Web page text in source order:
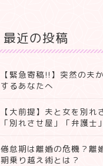
最近の投稿
【緊急寄稿!!】突然の夫
するあなたへ
【大前提】夫と女を別れ
「別れさせ屋」「弁護士
倦怠期は離婚の危機？離
期乗り越え術とは？